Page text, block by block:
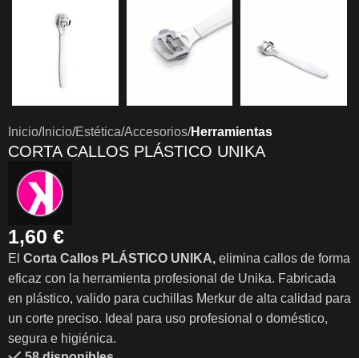
Inicio Inicio Estética Accesorios Herramientas
CORTA CALLOS PLÁSTICO UNIKA
1,60 €
El Corta Callos PLÁSTICO UNIKA, elimina callos de forma
eficaz con la herramienta profesional de Unika. Fabricada
en plástico, valido para cuchillas Merkur de alta calidad para
un corte preciso. Ideal para uso profesional o doméstico,
segura e higiénica.